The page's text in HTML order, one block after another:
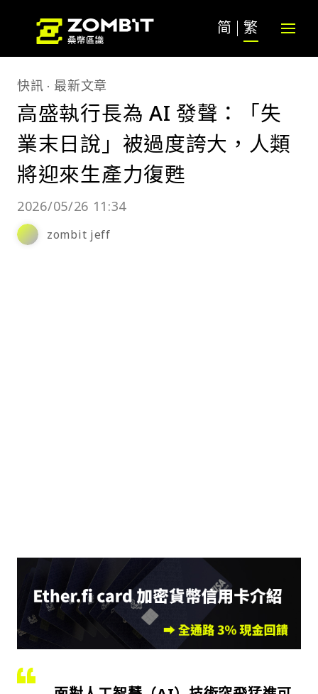
简 繁
快訊 最新文章
高盛執行長為 AI 發聲：「失
業末日說」被過度誇大，人類
將迎來生產力復甦
2026/05/26 11:34
zombit jeff